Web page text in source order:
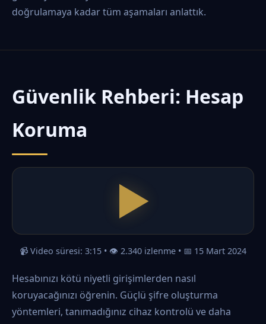
doğrulamaya kadar tüm aşamaları anlattık.
Güvenlik Rehberi: Hesap
Koruma
📹 Video süresi: 3:15 • 👁️ 2.340 izlenme • 📅 15 Mart 2024
Hesabınızı kötü niyetli girişimlerden nasıl
koruyacağınızı öğrenin. Güçlü şifre oluşturma
yöntemleri, tanımadığınız cihaz kontrolü ve daha